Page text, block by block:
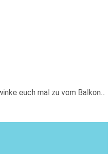
euch mal zu vom Balkon…